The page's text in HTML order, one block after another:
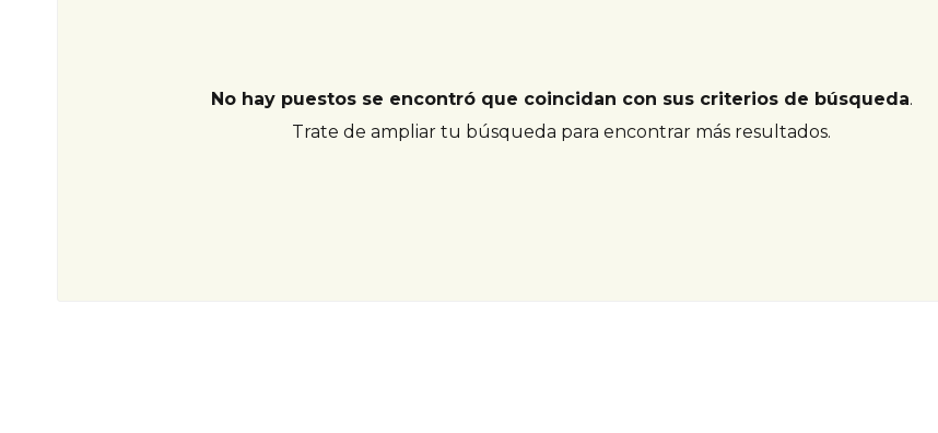
No hay puestos se encontró que coincidan con sus criterios de búsqueda.
Trate de ampliar tu búsqueda para encontrar más resultados.